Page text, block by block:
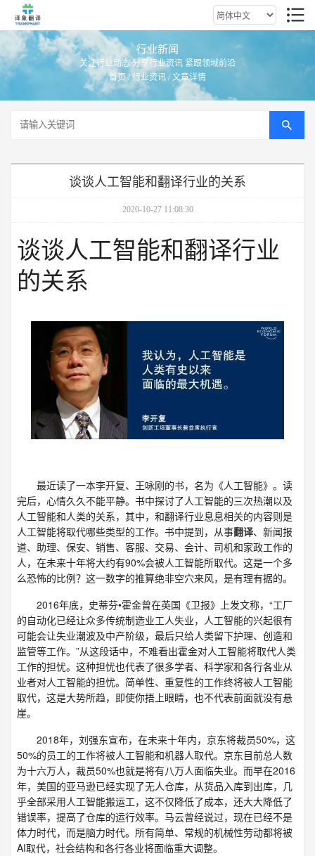
行业新闻
关注行业动态 分享行业资讯 紧跟领域前沿
首页/行业资讯 / 文章详情
谈谈人工智能和翻译行业的关系
2020-10-27 11:08:30
谈谈人工智能和翻译行业
的关系
最近读了一本李开复、王咏刚的书，名为《人工智能》。读
完后，心情久久不能平静。书中探讨了人工智能的三次热潮以及
人工智能和人类的关系，其中，和翻译行业息息相关的内容则是
人工智能将取代哪些类型的工作。书中提到，从事翻译、新闻报
道、助理、保安、销售、客服、交易、会计、司机和家政工作的
人，在未来十年将大约有90%会被人工智能所取代。这是一个多
么恐怖的比例？这一数字的推算绝非空穴来风，是有理有据的。
2016年底，史蒂芬•霍金曾在英国《卫报》上发文称，“工厂
的自动化已经让众多传统制造业工人失业，人工智能的兴起很有
可能会让失业潮波及中产阶级，最后只给人类留下护理、创造和
监管等工作。”从这段话中，不难看出霍金对人工智能将取代人类
工作的担忧。这种担忧也代表了很多学者、科学家和各行各业从
业者对人工智能的担忧。简单性、重复性的工作终将被人工智能
取代，这是大势所趋，即使你捂上眼睛，也不代表前面就没有悬
崖。
2018年，刘强东宣布，在未来十年内，京东将裁员50%，这
50%的员工的工作将被人工智能和机器人取代。京东目前总人数
为十六万人，裁员50%也就是将有八万人面临失业。而早在2016
年，美国的亚马逊已经实现了无人仓库，从货品入库到出库，几
乎全部采用人工智能搬运工，这不仅降低了成本，还大大降低了
错误率，提高了仓库的运行效率。马云曾经说过，现在已经不是
体力时代，而是脑力时代。所有简单、常规的机械性劳动都将被
AI取代，社会结构和各行各业将面临重大调整。